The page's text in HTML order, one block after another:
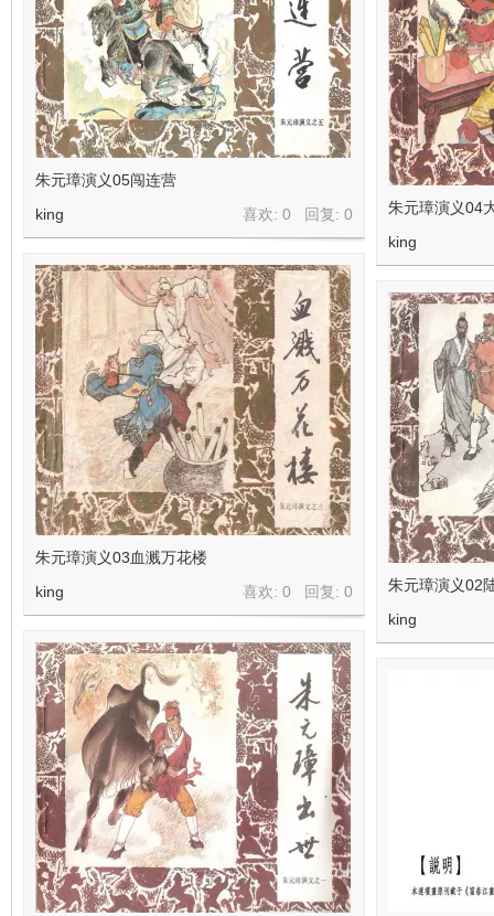
朱元璋演义05闯连营
喜欢: 0 回复: 0
king
朱元璋演义04
king
朱元璋演义03血溅万花楼
喜欢: 0 回复: 0
king
朱元璋演义02
king